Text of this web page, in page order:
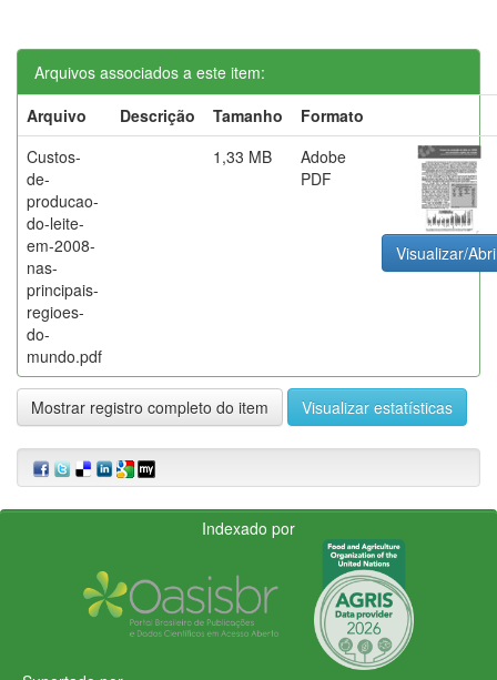
Arquivos associados a este item:
Arquivo
Descrição Tamanho
Formato
Custos-
de-
producao-
do-leite-
em-2008-
nas-
principais-
regioes-
do-
mundo.pdf
1,33 MB
Adobe
PDF
Visualizar/
Mostrar registro completo do item Visualizar estatísticas
Indexado por